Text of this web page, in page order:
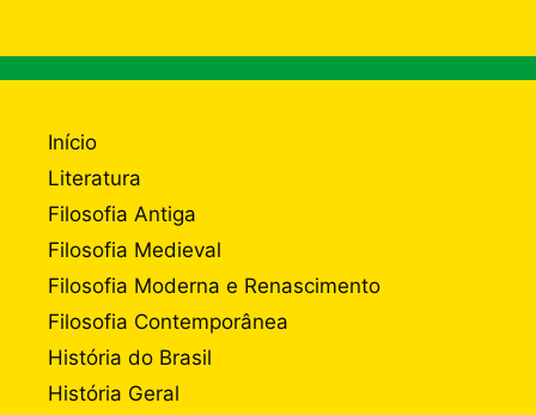
Início
Literatura
Filosofia Antiga
Filosofia Medieval
Filosofia Moderna e Renascimento
Filosofia Contemporânea
História do Brasil
História Geral